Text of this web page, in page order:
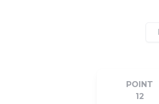
POINT
12